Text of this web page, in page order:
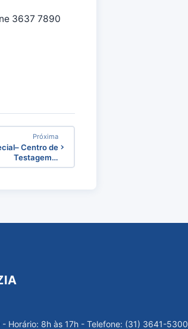
3637 7890
Próxima
Centro de
Testagem…
Horário: 8h às 17h - Telefone: (31) 3641-5300